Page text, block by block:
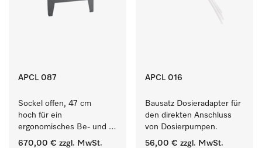
APCL 087
Sockel offen, 47 cm
hoch für ein
ergonomisches Be- und
Entladen von
670,00 € zzgl. MwSt.
APCL 016
Bausatz Dosieradapter für
den direkten Anschluss
von Dosierpumpen.
56,00 € zzgl. MwSt.